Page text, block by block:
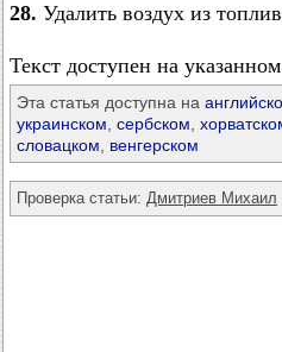
28. Удалить воздух из
Текст доступен на
Эта статья доступна на
украинском, сербском,
словацком, венгерском
Проверка статьи: Дмитриев Михаил